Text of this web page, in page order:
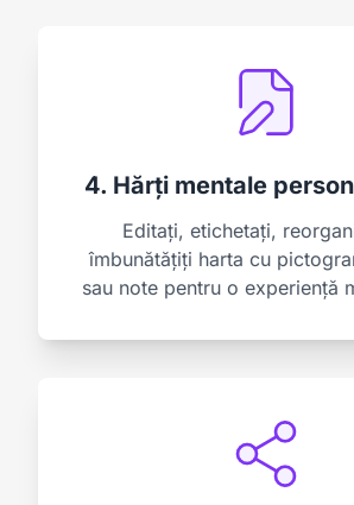
4. Hărți mentale
Editați, etichetați,
îmbunătățiți harta cu
sau note pentru o experiență